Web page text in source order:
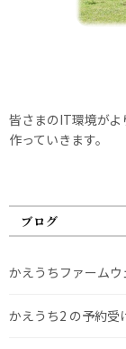
皆さまのIT環境が
作っていきます。
ブログ
かえうちファーム
かえうち2 の予約受